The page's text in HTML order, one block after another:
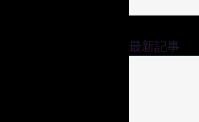
最新記事